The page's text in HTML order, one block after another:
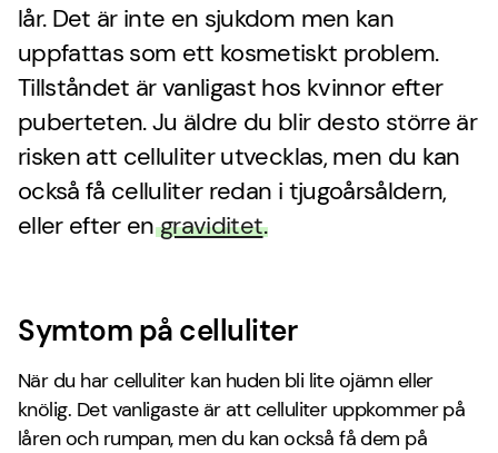
lår. Det är inte en sjukdom men kan
uppfattas som ett kosmetiskt problem.
Tillståndet är vanligast hos kvinnor efter
puberteten. Ju äldre du blir desto större är
risken att celluliter utvecklas, men du kan
också få celluliter redan i tjugoårsåldern,
eller efter engraviditet.
Symtom på celluliter
När du har celluliter kan huden bli lite ojämn eller
knölig. Det vanligaste är att celluliter uppkommer på
låren och rumpan, men du kan också få dem på